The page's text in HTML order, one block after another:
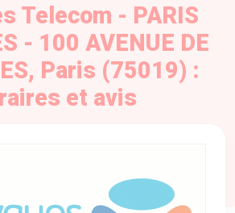
Telecom - PARIS
- 100 AVENUE DE
Paris (75019) :
et avis